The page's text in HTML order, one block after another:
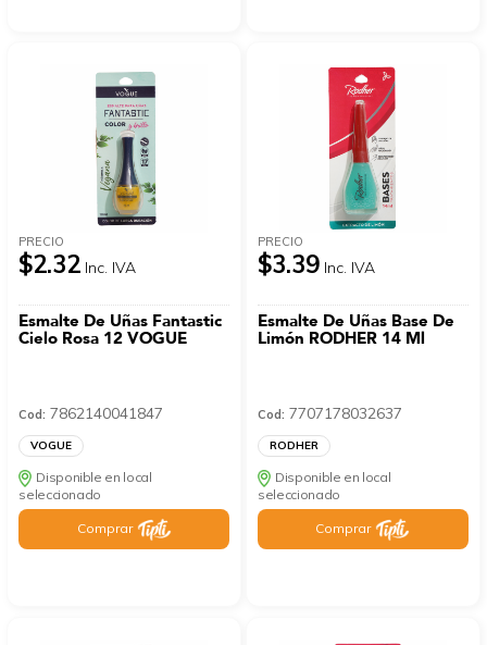
PRECIO
$2.32 Inc. IVA
Esmalte De Uñas Fantastic
Cielo Rosa 12 VOGUE
Cod: 7862140041847
VOGUE
Disponible en local
seleccionado
Comprar
PRECIO
$3.39 Inc. IVA
Esmalte De Uñas Base De
Limón RODHER 14 Ml
Cod: 7707178032637
RODHER
Disponible en local
seleccionado
Comprar